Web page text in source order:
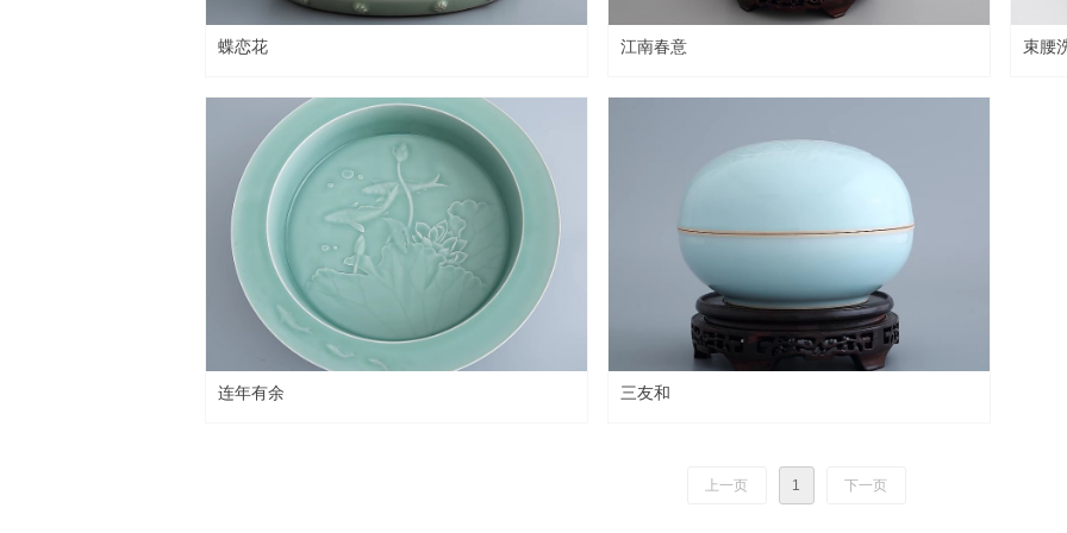
蝶恋花 江南春意 束腰
连年有余 三友和
上一页 1 下一页